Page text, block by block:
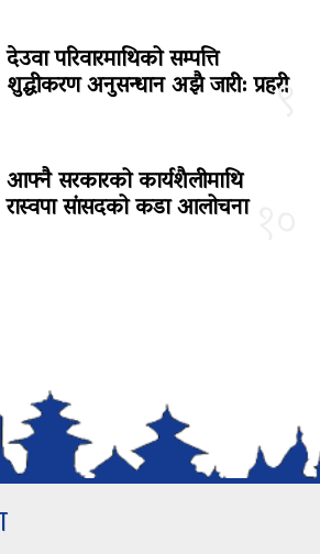
९
देउवा परिवारमाथिको सम्पत्ति
शुद्धीकरण अनुसन्धान अझै जारी: प्रहरी
आफ्नै सरकारको कार्यशैलीमाथि
रास्वपा सांसदको कडा आलोचना